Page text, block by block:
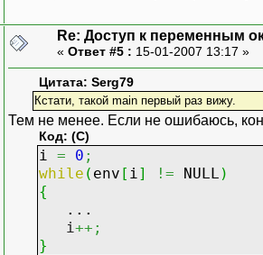
Re: Доступ к переменным
« Ответ #5 : 15-01-2007 13:17 »
Цитата: Serg79
Кстати, такой main первый раз вижу.
Тем не менее. Если не ошибаюсь,
Код: (C)
i = 0 ;
while ( env [ i ] != NULL )
{
...
i ++;
}